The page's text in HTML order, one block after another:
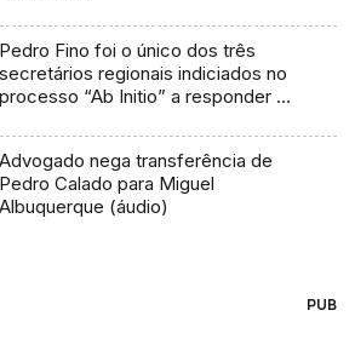
Pedro Fino foi o único dos três
secretários regionais indiciados no
processo “Ab Initio” a responder à
Advogado nega transferência de
Pedro Calado para Miguel
Albuquerque (áudio)
PUB